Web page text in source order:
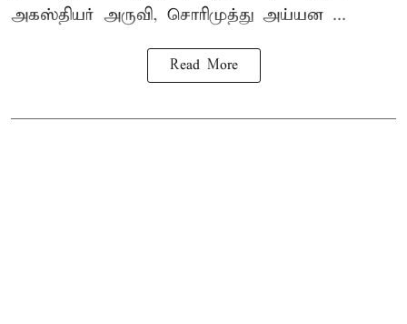
அகஸ்தியர் அருவி, சொரிமுத்து அய்யன ...
Read More